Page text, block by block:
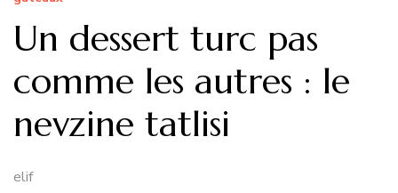
Un dessert turc pas
comme les autres : le
nevzine tatlisi
elif